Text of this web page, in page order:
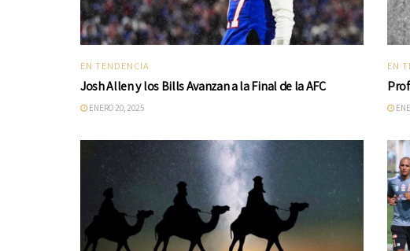
EN TENDENCIA
Josh Allen y los Bills Avanzan a la Final de la AFC
ENERO 20, 2025
EN